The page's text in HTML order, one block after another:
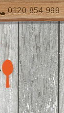
0120-854-999